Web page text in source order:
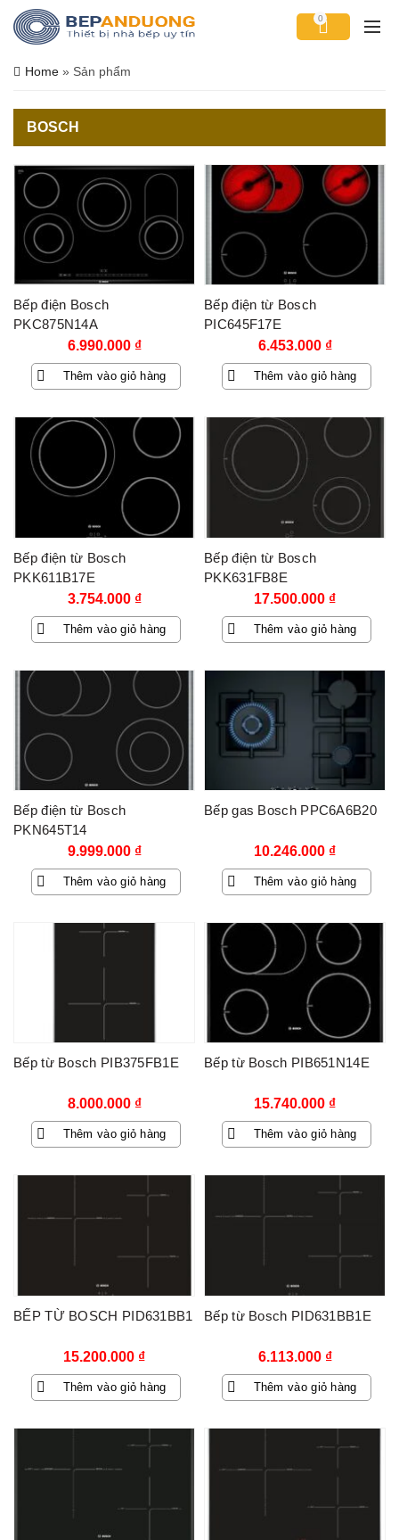
0
Home » Sản phẩm
BOSCH
Bếp điện Bosch
PKC875N14A
6.990.000 ₫
Thêm vào giỏ hàng
Bếp điện từ Bosch
PIC645F17E
6.453.000 ₫
Thêm vào giỏ hàng
Bếp điện từ Bosch
PKK611B17E
3.754.000 ₫
Thêm vào giỏ hàng
Bếp điện từ Bosch
PKK631FB8E
17.500.000 ₫
Thêm vào giỏ hàng
Bếp điện từ Bosch
PKN645T14
9.999.000 ₫
Thêm vào giỏ hàng
Bếp gas Bosch PPC6A6B20
10.246.000 ₫
Thêm vào giỏ hàng
Bếp từ Bosch PIB375FB1E
8.000.000 ₫
Thêm vào giỏ hàng
Bếp từ Bosch PIB651N14E
15.740.000 ₫
Thêm vào giỏ hàng
BẾP TỪ BOSCH PID631BB1
15.200.000 ₫
Thêm vào giỏ hàng
Bếp từ Bosch PID631BB1E
6.113.000 ₫
Thêm vào giỏ hàng